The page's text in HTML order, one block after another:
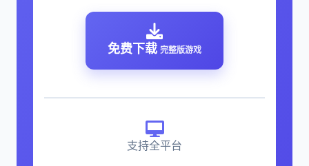
免费下载 完整版游戏
支持全平台